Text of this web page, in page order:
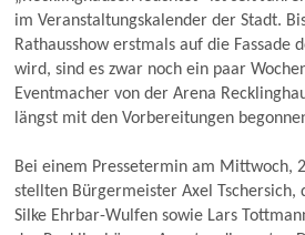
im Veranstaltungskalender der Stadt.
Rathausshow erstmals auf die Fassade
wird, sind es zwar noch ein paar
Eventmacher von der Arena
längst mit den Vorbereitungen
Bei einem Pressetermin am Mittwoch,
stellten Bürgermeister Axel Tschersich,
Silke Ehrbar-Wulfen sowie Lars